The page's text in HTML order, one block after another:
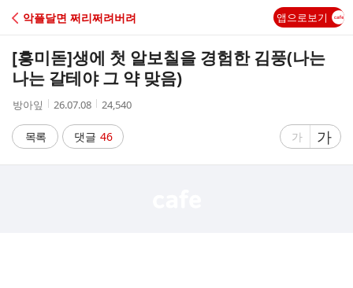
C
A
악플달면 쩌리쩌려버려 앱으로보기
[흥미돋]생에 첫 알보칠을 경험한 김풍(나는
나는 갈테야 그 약 맞음)
작
자
방아잎
작
시
간
26.07.08
조
수
24,540
목록 댓글 46
글
가
글
자
가